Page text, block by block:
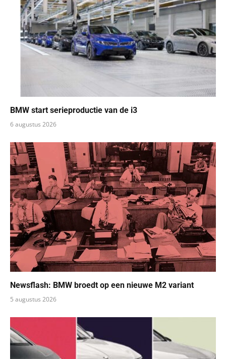
BMW start serieproductie van de i3
6 augustus 2026
Newsflash: BMW broedt op een nieuwe M2 variant
5 augustus 2026